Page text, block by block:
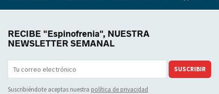
RECIBE "Espinofrenia", NUESTRA
NEWSLETTER SEMANAL
SUSCRIBIR
Suscribiéndote aceptas nuestra política de privacidad